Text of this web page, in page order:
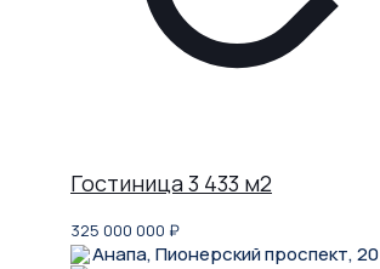
Гостиница 3 433 м2
325 000 000 ₽
Анапа, Пионерский проспект, 20